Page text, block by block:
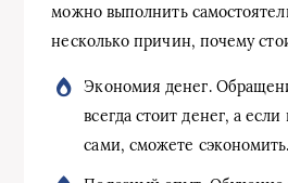
можно выполнить
несколько причин, почему
Экономия денег.
всегда стоит денег, а если
сами, сможете сэкономить.